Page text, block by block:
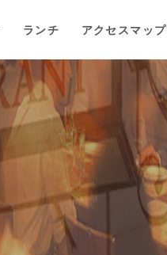
ランチ アクセスマップ